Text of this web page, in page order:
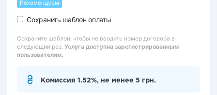
Рекомендуем
Сохранить шаблон оплаты
Сохраните шаблон, чтобы не вводить номер договора в
следующий раз. Услуга доступна зарегистрированным
пользователям.
Комиссия 1.52%, не менее 5 грн.